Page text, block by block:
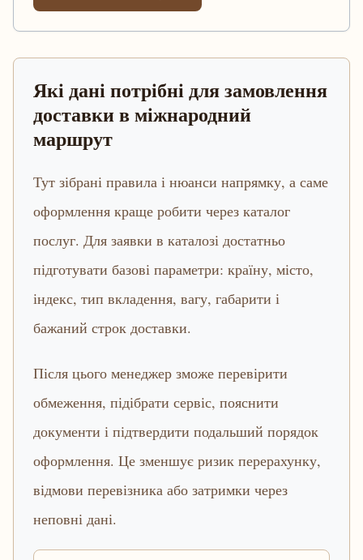
Які дані потрібні для замовлення
доставки в міжнародний
маршрут
Тут зібрані правила і нюанси напрямку, а саме
оформлення краще робити через каталог
послуг. Для заявки в каталозі достатньо
підготувати базові параметри: країну, місто,
індекс, тип вкладення, вагу, габарити і
бажаний строк доставки.
Після цього менеджер зможе перевірити
обмеження, підібрати сервіс, пояснити
документи і підтвердити подальший порядок
оформлення. Це зменшує ризик перерахунку,
відмови перевізника або затримки через
неповні дані.